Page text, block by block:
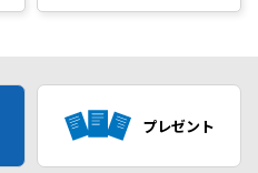
プレゼント